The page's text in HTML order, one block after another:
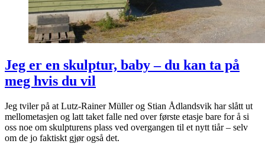
Jeg er en skulptur, baby – du kan ta på
meg hvis du vil
Jeg tviler på at Lutz-Rainer Müller og Stian Ådlandsvik har slått ut
mellometasjen og latt taket falle ned over første etasje bare for å si
oss noe om skulpturens plass ved overgangen til et nytt tiår – selv
om de jo faktiskt gjør også det.